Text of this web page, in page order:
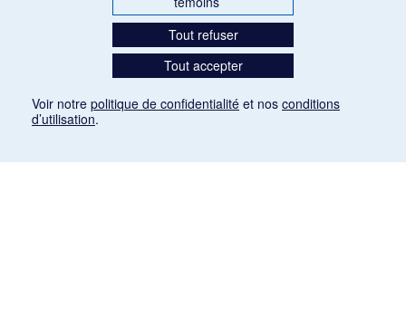
Tout refuser
Tout accepter
Voir notre politique de confidentialité et nos conditions
d’utilisation.